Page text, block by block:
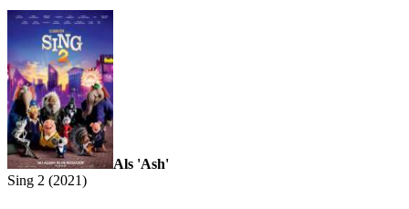
Als 'Ash'
Sing 2 (2021)